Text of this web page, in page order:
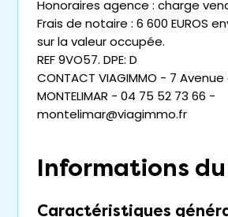
Honoraires agence : charge
Frais de notaire : 6 600 EUROS
sur la valeur occupée.
REF 9VO57. DPE: D
CONTACT VIAGIMMO - 7
MONTELIMAR - 04 75 52 73 66 -
montelimar@viagimmo.fr
Informations
Caractéristiques